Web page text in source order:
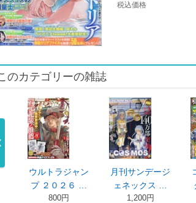
税込価格
のカテゴリーの雑誌
ウルトラジャン
プ ２０２６ …
800円
月刊サンデージ
ェネックス …
1,200円